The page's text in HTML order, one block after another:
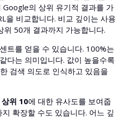
Google의 상위 유기적 결과를 가
을 비교합니다. 비교 깊이는 사용
위 50개 결과까지 가능합니다.
트를 얻을 수 있습니다. 100%는
다는 의미입니다. 값이 높을수록
검색 의도로 인식하고 있음을
상위 10에 대한 유사도를 보여줍
지 확장할 수도 있습니다. 어느 깊